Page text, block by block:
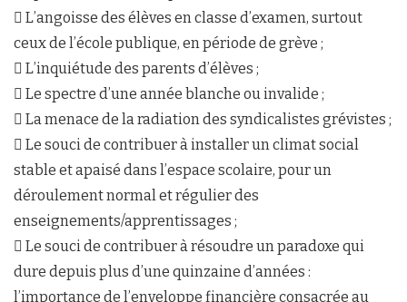
 L’angoisse des élèves en classe d’examen, surtout
ceux de l’école publique, en période de grève ;
 L’inquiétude des parents d’élèves ;
 Le spectre d’une année blanche ou invalide ;
 La menace de la radiation des syndicalistes grévistes ;
 Le souci de contribuer à installer un climat social
stable et apaisé dans l’espace scolaire, pour un
déroulement normal et régulier des
enseignements/apprentissages ;
 Le souci de contribuer à résoudre un paradoxe qui
dure depuis plus d’une quinzaine d’années :
l’importance de l’enveloppe financière consacrée au